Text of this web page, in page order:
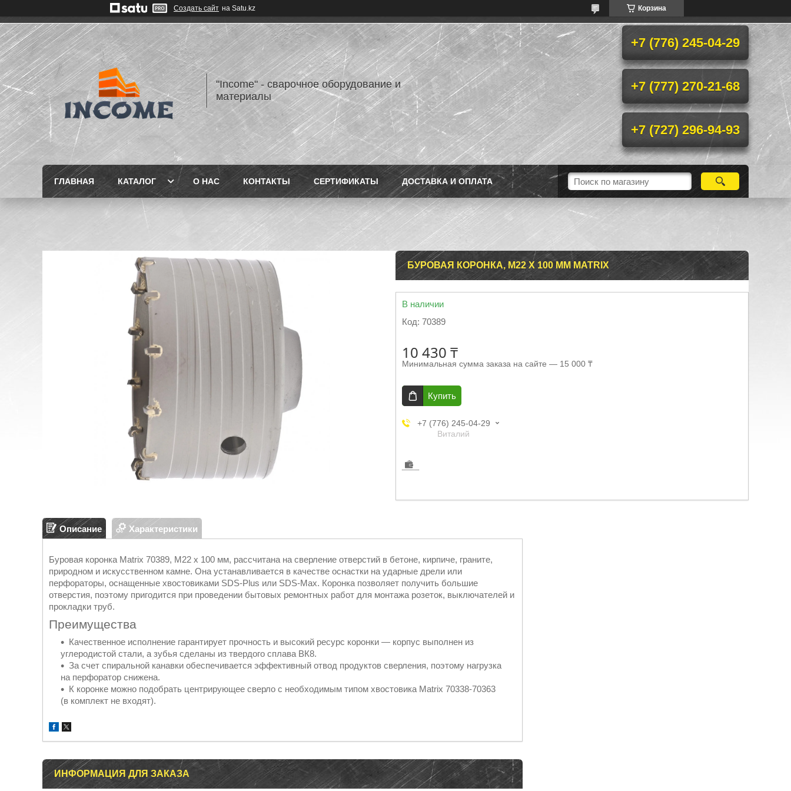
Создать сайт на Satu.kz Корзина
"Income" - сварочное оборудование и
материалы
+7 (776) 245-04-29
+7 (777) 270-21-68
+7 (727) 296-94-93
ГЛАВНАЯ КАТАЛОГ О НАС КОНТАКТЫ СЕРТИФИКАТЫ ДОСТАВКА И ОПЛАТА
БУРОВАЯ КОРОНКА, M22 Х 100 ММ MATRIX
В наличии
Код: 70389
10 430 ₸
Минимальная сумма заказа на сайте — 15 000 ₸
Купить
+7 (776) 245-04-29
Виталий
Описание Характеристики
Буровая коронка Matrix 70389, M22 х 100 мм, рассчитана на сверление отверстий в бетоне, кирпиче, граните,
природном и искусственном камне. Она устанавливается в качестве оснастки на ударные дрели или
перфораторы, оснащенные хвостовиками SDS-Plus или SDS-Max. Коронка позволяет получить большие
отверстия, поэтому пригодится при проведении бытовых ремонтных работ для монтажа розеток, выключателей и
прокладки труб.
Преимущества
Качественное исполнение гарантирует прочность и высокий ресурс коронки — корпус выполнен из
углеродистой стали, а зубья сделаны из твердого сплава ВК8.
За счет спиральной канавки обеспечивается эффективный отвод продуктов сверления, поэтому нагрузка
на перфоратор снижена.
К коронке можно подобрать центрирующее сверло с необходимым типом хвостовика Matrix 70338-70363
(в комплект не входят).
ИНФОРМАЦИЯ ДЛЯ ЗАКАЗА